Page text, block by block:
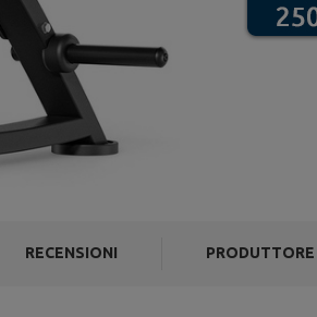
RECENSIONI PRODUTTORE